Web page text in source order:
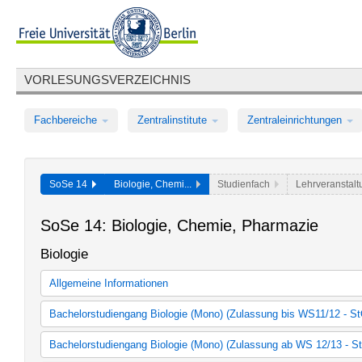
VORLESUNGSVERZEICHNIS
Fachbereiche Zentralinstitute Zentraleinrichtungen
SoSe 14 Biologie, Chemi... Studienfach
SoSe 14: Biologie, Chemie, Pharmazie
Biologie
Allgemeine Informationen
Haberlandt-Vorlesung:Prof. Dr. Ian Baldwin "How a native plant
sophisticated use of chemistry" Do., 24.04.14, 17:00 - ...
Lesen Sie weiter
Bachelorstudiengang Biologie (Mono) (Zulassung bis WS11/12 -
Affiner Bereich für den Monobachelor Biologie (2006)
Kernfach 120 LP
Bachelorstudiengang Biologie (Mono) (Zulassung ab WS 12/13 -